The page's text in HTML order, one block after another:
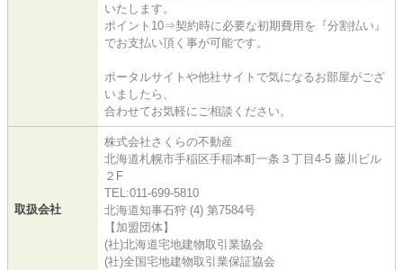
いたします。
ポイント10⇒契約時に必要な初期費用を『分割払い』
でお支払い頂く事が可能です。
ポータルサイトや他社サイトで気になるお部屋がござ
いましたら、
合わせてお気軽にご相談ください。
取扱会社
株式会社さくらの不動産
北海道札幌市手稲区手稲本町一条３丁目4-5 藤川ビル
２F
TEL:011-699-5810
北海道知事石狩 (4) 第7584号
【加盟団体】
(社)北海道宅地建物取引業協会
(社)全国宅地建物取引業保証協会